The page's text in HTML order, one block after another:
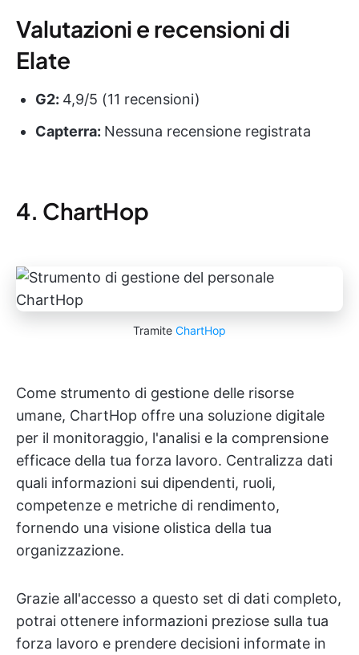
Valutazioni e recensioni di
Elate
G2: 4,9/5 (11 recensioni)
Capterra: Nessuna recensione registrata
4. ChartHop
Tramite ChartHop
Come strumento di gestione delle risorse
umane, ChartHop offre una soluzione digitale
per il monitoraggio, l'analisi e la comprensione
efficace della tua forza lavoro. Centralizza dati
quali informazioni sui dipendenti, ruoli,
competenze e metriche di rendimento,
fornendo una visione olistica della tua
organizzazione.
Grazie all'accesso a questo set di dati completo,
potrai ottenere informazioni preziose sulla tua
forza lavoro e prendere decisioni informate in